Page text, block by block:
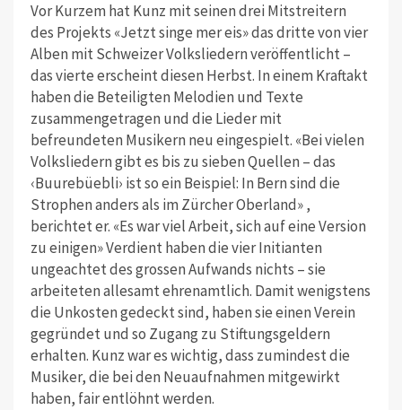
Vor Kurzem hat Kunz mit seinen drei Mitstreitern
des Projekts «Jetzt singe mer eis» das dritte von vier
Alben mit Schweizer Volksliedern veröffentlicht –
das vierte erscheint diesen Herbst. In einem Kraftakt
haben die Beteiligten Melodien und Texte
zusammengetragen und die Lieder mit
befreundeten Musikern neu eingespielt. «Bei vielen
Volksliedern gibt es bis zu sieben Quellen – das
‹Buurebüebli› ist so ein Beispiel: In Bern sind die
Strophen anders als im Zürcher Oberland»,
berichteter. «Es war viel Arbeit, sich auf eine Version
zu einigen» Verdient haben die vier Initianten
ungeachtet des grossen Aufwands nichts – sie
arbeiteten allesamt ehrenamtlich. Damit wenigstens
die Unkosten gedeckt sind, haben sie einen Verein
gegründet und so Zugang zu Stiftungsgeldern
erhalten. Kunz war es wichtig, dass zumindest die
Musiker, die bei den Neuaufnahmen mitgewirkt
haben, fair entlöhnt werden.